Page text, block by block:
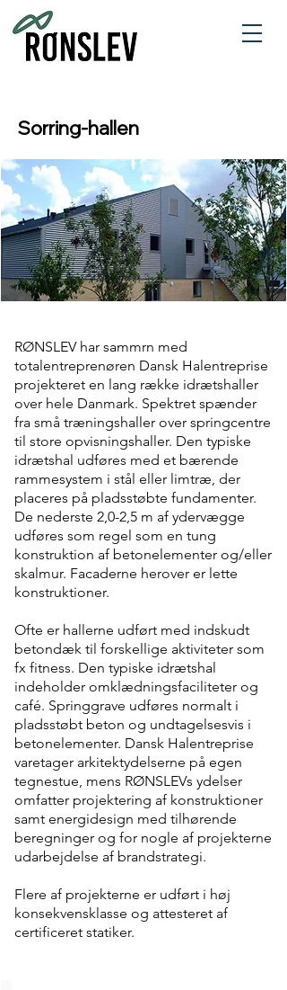
Sorring-hallen
RØNSLEV har sammrn med
totalentreprenøren Dansk Halentreprise
projekteret en lang række idrætshaller
over hele Danmark. Spektret spænder
fra små træningshaller over springcentre
til store opvisningshaller. Den typiske
idrætshal udføres med et bærende
rammesystem i stål eller limtræ, der
placeres på pladsstøbte fundamenter.
De nederste 2,0-2,5 m af ydervægge
udføres som regel som en tung
konstruktion af betonelementer og/eller
skalmur. Facaderne herover er lette
konstruktioner.
Ofte er hallerne udført med indskudt
betondæk til forskellige aktiviteter som
fx fitness. Den typiske idrætshal
indeholder omklædningsfaciliteter og
café. Springgrave udføres normalt i
pladsstøbt beton og undtagelsesvis i
betonelementer. Dansk Halentreprise
varetager arkitektydelserne på egen
tegnestue, mens RØNSLEVs ydelser
omfatter projektering af konstruktioner
samt energidesign med tilhørende
beregninger og for nogle af projekterne
udarbejdelse af brandstrategi.
Flere af projekterne er udført i høj
konsekvensklasse og attesteret af
certificeret statiker.